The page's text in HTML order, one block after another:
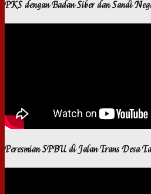
PKS dengan Badan Siber dan Sandi
Peresmian SPBU di Jalan Trans Desa